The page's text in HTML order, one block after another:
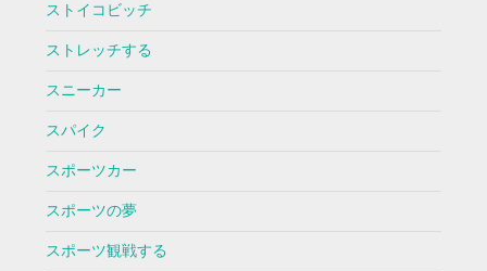
ストイコビッチ
ストレッチする
スニーカー
スパイク
スポーツカー
スポーツの夢
スポーツ観戦する